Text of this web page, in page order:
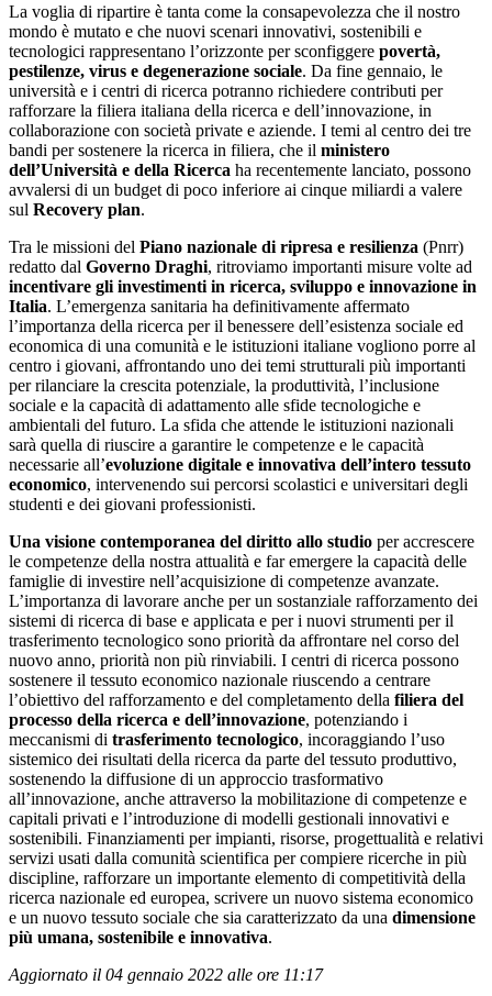
La voglia di ripartire è tanta come la consapevolezza che il nostro
mondo è mutato e che nuovi scenari innovativi, sostenibili e
tecnologici rappresentano l’orizzonte per sconfiggere povertà,
pestilenze, virus e degenerazione sociale. Da fine gennaio, le
università e i centri di ricerca potranno richiedere contributi per
rafforzare la filiera italiana della ricerca e dell’innovazione, in
collaborazione con società private e aziende. I temi al centro dei tre
bandi per sostenere la ricerca in filiera, che il ministero
dell’Università e della Ricerca ha recentemente lanciato, possono
avvalersi di un budget di poco inferiore ai cinque miliardi a valere
sul Recovery plan.
Tra le missioni del Piano nazionale di ripresa e resilienza (Pnrr)
redatto dal Governo Draghi, ritroviamo importanti misure volte ad
incentivare gli investimenti in ricerca, sviluppo e innovazione in
Italia. L’emergenza sanitaria ha definitivamente affermato
l’importanza della ricerca per il benessere dell’esistenza sociale ed
economica di una comunità e le istituzioni italiane vogliono porre al
centro i giovani, affrontando uno dei temi strutturali più importanti
per rilanciare la crescita potenziale, la produttività, l’inclusione
sociale e la capacità di adattamento alle sfide tecnologiche e
ambientali del futuro. La sfida che attende le istituzioni nazionali
sarà quella di riuscire a garantire le competenze e le capacità
necessarie all’evoluzione digitale e innovativa dell’intero tessuto
economico, intervenendo sui percorsi scolastici e universitari degli
studenti e dei giovani professionisti.
Una visione contemporanea del diritto allo studio per accrescere
le competenze della nostra attualità e far emergere la capacità delle
famiglie di investire nell’acquisizione di competenze avanzate.
L’importanza di lavorare anche per un sostanziale rafforzamento dei
sistemi di ricerca di base e applicata e per i nuovi strumenti per il
trasferimento tecnologico sono priorità da affrontare nel corso del
nuovo anno, priorità non più rinviabili. I centri di ricerca possono
sostenere il tessuto economico nazionale riuscendo a centrare
l’obiettivo del rafforzamento e del completamento della filiera del
processo della ricerca e dell’innovazione, potenziando i
meccanismi di trasferimento tecnologico, incoraggiando l’uso
sistemico dei risultati della ricerca da parte del tessuto produttivo,
sostenendo la diffusione di un approccio trasformativo
all’innovazione, anche attraverso la mobilitazione di competenze e
capitali privati e l’introduzione di modelli gestionali innovativi e
sostenibili. Finanziamenti per impianti, risorse, progettualità e relativi
servizi usati dalla comunità scientifica per compiere ricerche in più
discipline, rafforzare un importante elemento di competitività della
ricerca nazionale ed europea, scrivere un nuovo sistema economico
e un nuovo tessuto sociale che sia caratterizzato da una dimensione
più umana, sostenibile e innovativa.
Aggiornato il 04 gennaio 2022 alle ore 11:17